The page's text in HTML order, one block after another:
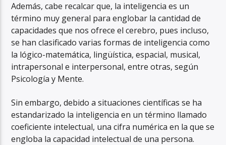
Además, cabe recalcar que, la inteligencia es un
término muy general para englobar la cantidad de
capacidades que nos ofrece el cerebro, pues incluso,
se han clasificado varias formas de inteligencia como
la lógico-matemática, lingüística, espacial, musical,
intrapersonal e interpersonal, entre otras, según
Psicología y Mente.
Sin embargo, debido a situaciones científicas se ha
estandarizado la inteligencia en un término llamado
coeficiente intelectual, una cifra numérica en la que se
engloba la capacidad intelectual de una persona.